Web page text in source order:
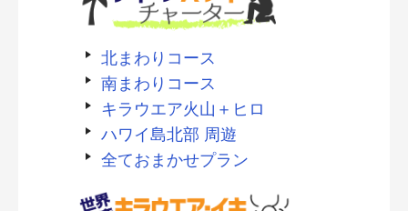
北まわりコース
南まわりコース
キラウエア火山＋ヒロ
ハワイ島北部 周遊
全ておまかせプラン